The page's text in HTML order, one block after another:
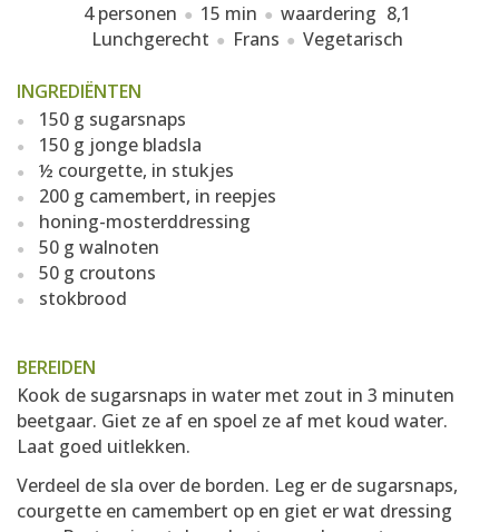
4 personen 15 min waardering 8,1
Lunchgerecht
Frans Vegetarisch
INGREDIËNTEN
150 g sugarsnaps
150 g jonge bladsla
½ courgette, in stukjes
200 g camembert, in reepjes
honing-mosterddressing
50 g walnoten
50 g croutons
stokbrood
BEREIDEN
Kook de sugarsnaps in water met zout in 3 minuten
beetgaar. Giet ze af en spoel ze af met koud water.
Laat goed uitlekken.
Verdeel de sla over de borden. Leg er de sugarsnaps,
courgette en camembert op en giet er wat dressing